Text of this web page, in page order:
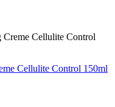
Cellulite Control